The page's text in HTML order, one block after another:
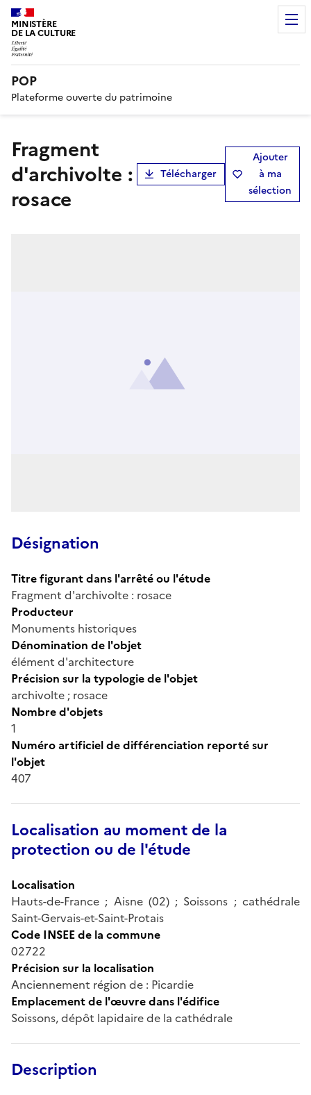
MINISTÈRE
DE LA CULTURE
POP
Plateforme ouverte du patrimoine
Fragment
d'archivolte :
rosace
Télécharger
Ajouter
à ma
sélection
Désignation
Titre figurant dans l'arrêté ou l'étude
Fragment d'archivolte : rosace
Producteur
Monuments historiques
Dénomination de l'objet
élément d'architecture
Précision sur la typologie de l'objet
archivolte ; rosace
Nombre d'objets
1
Numéro artificiel de différenciation reporté sur
l'objet
407
Localisation au moment de la
protection ou de l'étude
Localisation
Hauts-de-France ; Aisne (02) ; Soissons ; cathédrale
Saint-Gervais-et-Saint-Protais
Code INSEE de la commune
02722
Précision sur la localisation
Anciennement région de : Picardie
Emplacement de l'œuvre dans l'édifice
Soissons, dépôt lapidaire de la cathédrale
Description